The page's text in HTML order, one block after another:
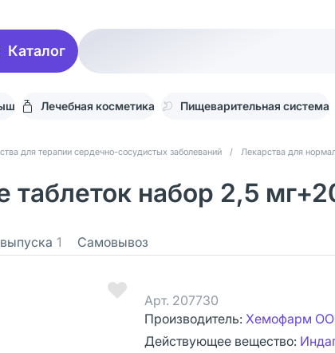
Каталог
Лечебная косметика Пищеварительная система
для терапии сердечно-сосудистых заболеваний / Лекарства для
таблеток набор 2,5
1 Самовывоз
Арт. 207730
Производитель: Хемофарм
Действующее вещество: